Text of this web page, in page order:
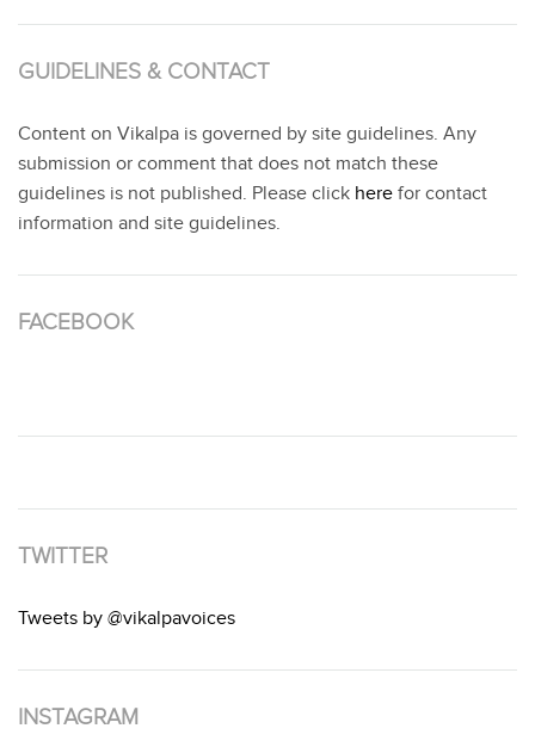
GUIDELINES & CONTACT
Content on Vikalpa is governed by site guidelines. Any
submission or comment that does not match these
guidelines is not published. Please click here for contact
information and site guidelines.
FACEBOOK
TWITTER
Tweets by @vikalpavoices
INSTAGRAM